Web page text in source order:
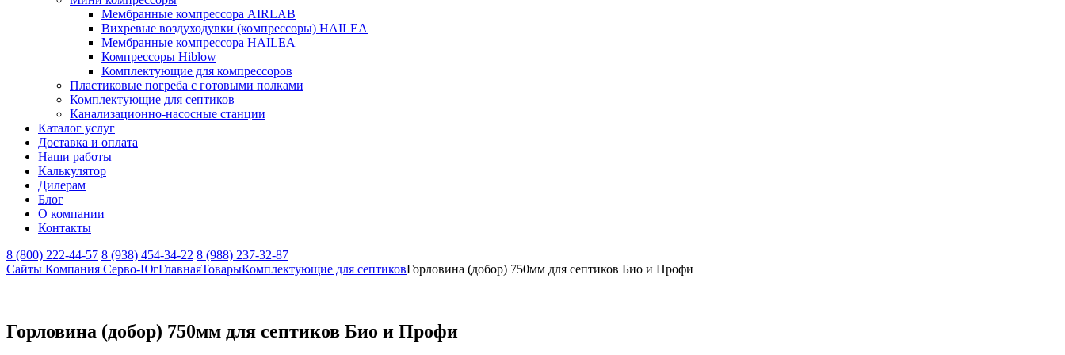
Мембранные компрессора AIRLAB
Вихревые воздуходувки (компрессоры) HAILEA
Мембранные компрессора HAILEA
Компрессоры Hiblow
Комплектующие для компрессоров
Пластиковые погреба с готовыми полками
Комплектующие для септиков
Канализационно-насосные станции
Каталог услуг
Доставка и оплата
Наши работы
Калькулятор
Дилерам
Блог
О компании
Контакты
8 (800) 222-44-57 8 (938) 454-34-22 8 (988) 237-32-87
Сайты Компания Серво-ЮгГлавнаяТоварыКомплектующие для септиковГорловина (добор) 750мм для септиков Био и Профи
Горловина (добор) 750мм для септиков Био и Профи